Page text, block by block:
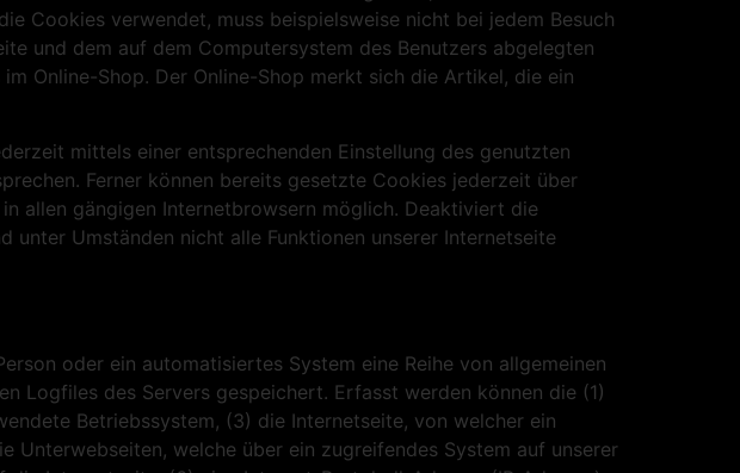
Cookies verwendet, muss beispielsweise nicht bei jedem Besuch
und dem auf dem Computersystem des Benutzers abgelegten
Online-Shop. Der Online-Shop merkt sich die Artikel, die ein
mittels einer entsprechenden Einstellung des genutzten
Ferner können bereits gesetzte Cookies jederzeit über
allen gängigen Internetbrowsern möglich. Deaktiviert die
Umständen nicht alle Funktionen unserer Internetseite
oder ein automatisiertes System eine Reihe von allgemeinen
Logfiles des Servers gespeichert. Erfasst werden können die (1)
Betriebssystem, (3) die Internetseite, von welcher ein
Unterwebseiten, welche über ein zugreifendes System auf unserer